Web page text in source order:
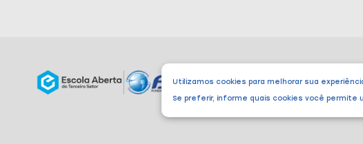
Utilizamos cookies para melhorar sua
Se preferir, informe quais cookies você permite